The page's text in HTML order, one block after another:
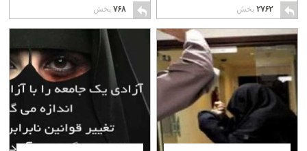
۲۷۶۲ پخش
۷۶۸ پخش